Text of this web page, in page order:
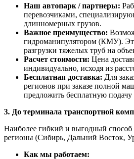
Наш автопарк / партнеры:
перевозчиками,
длинномерных грузов.
Важное преимущество:
гидроманипулятором (КМУ).
разгрузки тяжелых труб на
Расчет стоимости: Цена
индивидуально, исходя из
Бесплатная доставка: Для
регионов при заказе полной
предложить бесплатную подачу
3. До терминала транспортной
Наиболее гибкий и выгодный способ
регионы (Сибирь, Дальний Восток,
Как мы работаем: